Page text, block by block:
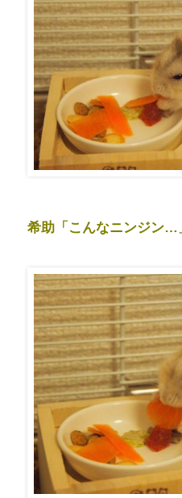
希助「こんなニンジン…